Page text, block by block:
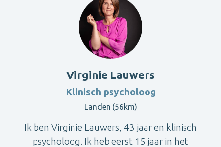
Virginie Lauwers
Klinisch psycholoog
Landen (56km)
Ik ben Virginie Lauwers, 43 jaar en klinisch
psycholoog. Ik heb eerst 15 jaar in het